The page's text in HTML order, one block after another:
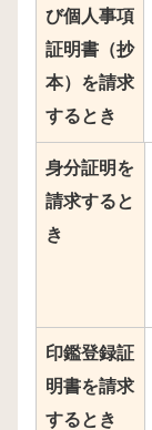
び個人事項
証明書（抄
本）を請求
するとき
身分証明を
請求すると
き
印鑑登録証
明書を請求
するとき